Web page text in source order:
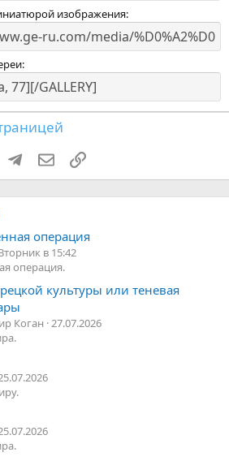
изображения
TelegramЭлектронная почта
Ссылка
операция
в 15:42
операция.
культуры или теневая
Коган 27.07.2026